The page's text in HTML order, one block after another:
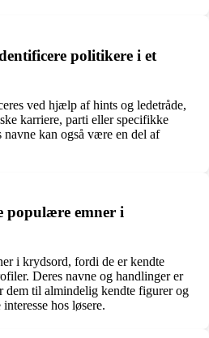
politikere i et
ved hjælp af hints og ledetråde,
karriere, parti eller specifikke
kan også være en del af
populære emner i
i krydsord, fordi de er kendte
Deres navne og handlinger er
dem til almindelig kendte figurer og
hos løsere.